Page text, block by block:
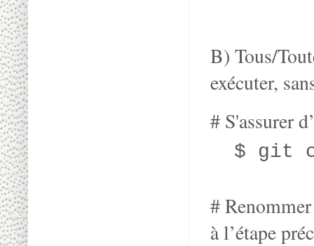
B) Tous/
exécuter,
# S'assurer
$ git
#
à l’étape